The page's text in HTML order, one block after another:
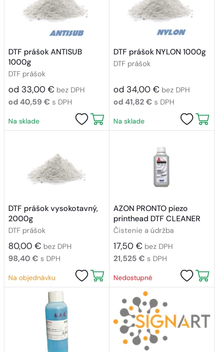
DTF prášok ANTISUB
1000g
DTF prášok
od 33,00 € bez DPH
od 40,59 € s DPH
Na sklade
DTF prášok NYLON 1000g
DTF prášok
od 34,00 € bez DPH
od 41,82 € s DPH
Na sklade
DTF prášok vysokotavný,
2000g
DTF prášok
80,00 € bez DPH
98,40 € s DPH
Na objednávku
AZON PRONTO piezo
printhead DTF CLEANER
Čistenie a údržba
17,50 € bez DPH
21,525 € s DPH
Nedostupné